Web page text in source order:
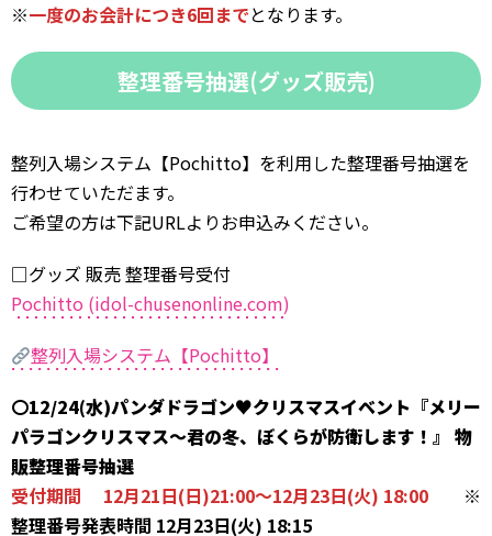
※一度のお会計につき6回までとなります。
整理番号抽選(グッズ販売)
整列入場システム【Pochitto】を利用した整理番号抽選を
行わせていただます。
ご希望の方は下記URLよりお申込みください。
□グッズ 販売 整理番号受付
Pochitto (idol-chusenonline.com)
整列入場システム【Pochitto】
〇12/24(水)パンダドラゴン♥クリスマスイベント『メリー
パラゴンクリスマス～君の冬、ぼくらが防衛します！』 物
販整理番号抽選
受付期間 12月21日(日)21:00〜12月23日(火) 18:00 ※
整理番号発表時間 12月23日(火) 18:15